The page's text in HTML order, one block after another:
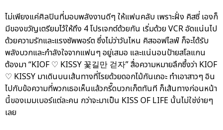
ไม่เพียงแค่ศิลปินที่มอบพลังงานดีๆ ให้แฟนคลับ เพราะฝั่ง คิสซี่ เองก็
มีของขวัญเตรียมไว้ให้ถึง 4 โปรเจกต์ด้วยกัน เริ่มด้วย VCR อัดแน่นไป
ด้วยความรักและแรงซัพพอร์ต ซึ่งไม่ว่าวันไหน คิสออฟไลฟ์ ก็จะได้รับ
พลังบวกและกำลังใจจากแฟนๆ อยู่เสมอ และแน่นอนป้ายสโลแกน
ต้องมา “KIOF ♡ KISSY 꽃길만 걷자” สื่อความหมายลึกซึ้งว่า KIOF
♡ KISSY มาเดินบนเส้นทางที่โรยด้วยดอกไม้กันเถอะ ทำเอาสาวๆ อิน
ไปกับข้อความที่พวกเธอเห็นแล้วกรี๊ดบวกเก็ตทันที ก็เส้นทางก่อนหน้า
นี้ของเมมเบอร์แต่ละคน กว่าจะมาเป็น KISS OF LIFE นั้นไม่ใช่ง่ายๆ
เลย